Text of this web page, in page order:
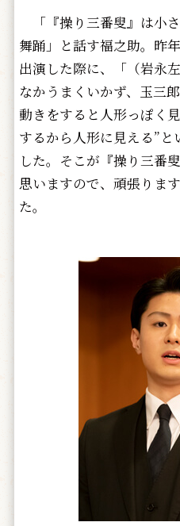
「『操り三番叟』は小
舞踊」と話す福之助。昨
出演した際に、「（岩永
なかうまくいかず、玉三
動きをすると人形っぽく
するから人形に見える”
した。そこが『操り三番
思いますので、頑張りま
た。